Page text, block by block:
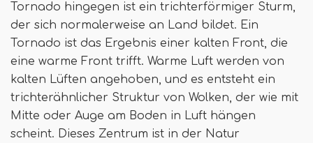
Tornado hingegen ist ein trichterförmiger Sturm,
der sich normalerweise an Land bildet. Ein
Tornado ist das Ergebnis einer kalten Front, die
eine warme Front trifft. Warme Luft werden von
kalten Lüften angehoben, und es entsteht ein
trichterähnlicher Struktur von Wolken, der wie mit
Mitte oder Auge am Boden in Luft hängen
scheint. Dieses Zentrum ist in der Natur